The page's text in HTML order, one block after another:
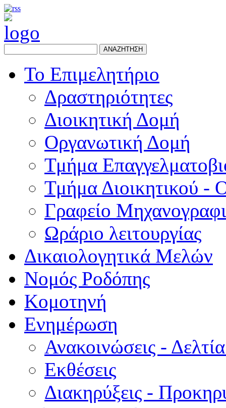
ΑΝΑΖΗΤΗΣΗ
Το Επιμελητήριο
Δραστηριότητες
Διοικητική Δομή
Οργανωτική Δομή
Τμήμα
Τμήμα Διοικητικού -
Γραφείο
Ωράριο λειτουργίας
Δικαιολογητικά Μελών
Νομός Ροδόπης
Κομοτηνή
Ενημέρωση
Ανακοινώσεις -
Εκθέσεις
Διακηρύξεις -